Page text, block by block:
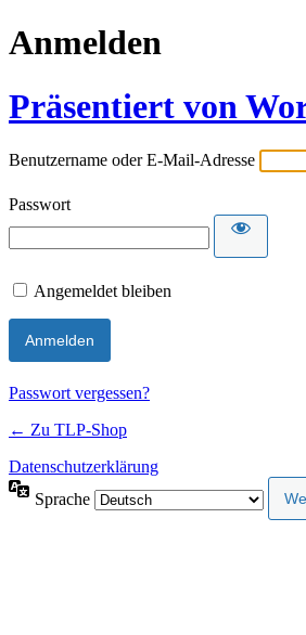
Anmelden
Präsentiert von
Benutzername oder E-Mail-Adresse
Passwort
Angemeldet bleiben
Passwort vergessen?
← Zu TLP-Shop
Datenschutzerklärung
Sprache